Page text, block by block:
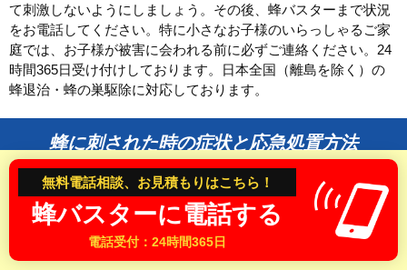
山口県
徳島県
香川県
愛媛県
高知県
九州
福岡県
佐賀県
長崎県
大分県
宮崎県
鹿児島県
て刺激しないようにしましょう。その後、蜂バスターまで状況
をお電話してください。特に小さなお子様のいらっしゃるご家
庭では、お子様が被害に会われる前に必ずご連絡ください。24
時間365日受け付けしております。日本全国（離島を除く）の
蜂退治・蜂の巣駆除に対応しております。
蜂に刺された時の症状と応急処置方法
スズメバチなど凶暴な蜂に刺された時は、特に気を付けてくだ
さい。蜂に刺されてから数分後に身体に異常を感じ、早い段階
で呼吸困難や発疹、意識が朦朧になることあります。身体に異
変を感じたら、すぐに救急車を手配して病院へ行くようにしま
無料電話相談、お見積もりはこちら！
蜂バスターに電話する
電話受付：24時間365日